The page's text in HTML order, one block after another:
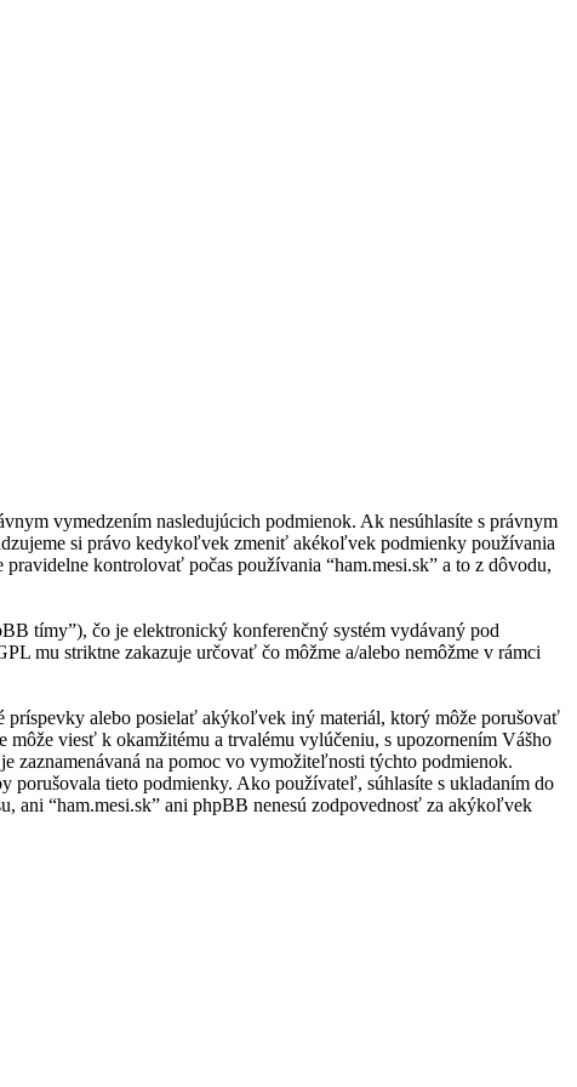
vymedzením nasledujúcich podmienok. Ak nesúhlasíte s právnym
si právo kedykoľvek zmeniť akékoľvek podmienky používania
kontrolovať počas používania “ham.mesi.sk” a to z dôvodu,
tímy”), čo je elektronický konferenčný systém vydávaný pod
mu striktne zakazuje určovať čo môžme a/alebo nemôžme v rámci
príspevky alebo posielať akýkoľvek iný materiál, ktorý môže porušovať
môže viesť k okamžitému a trvalému vylúčeniu, s upozornením Vášho
zaznamenávaná na pomoc vo vymožiteľnosti týchto podmienok.
tieto podmienky. Ako používateľ, súhlasíte s ukladaním do
ani “ham.mesi.sk” ani phpBB nenesú zodpovednosť za akýkoľvek